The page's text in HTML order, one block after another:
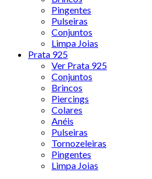
Pingentes
Pulseiras
Conjuntos
Limpa Joias
Prata 925
Ver Prata 925
Conjuntos
Brincos
Piercings
Colares
Anéis
Pulseiras
Tornozeleiras
Pingentes
Limpa Joias